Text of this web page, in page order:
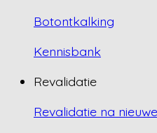
Botontkalking
Kennisbank
Revalidatie
Revalidatie na